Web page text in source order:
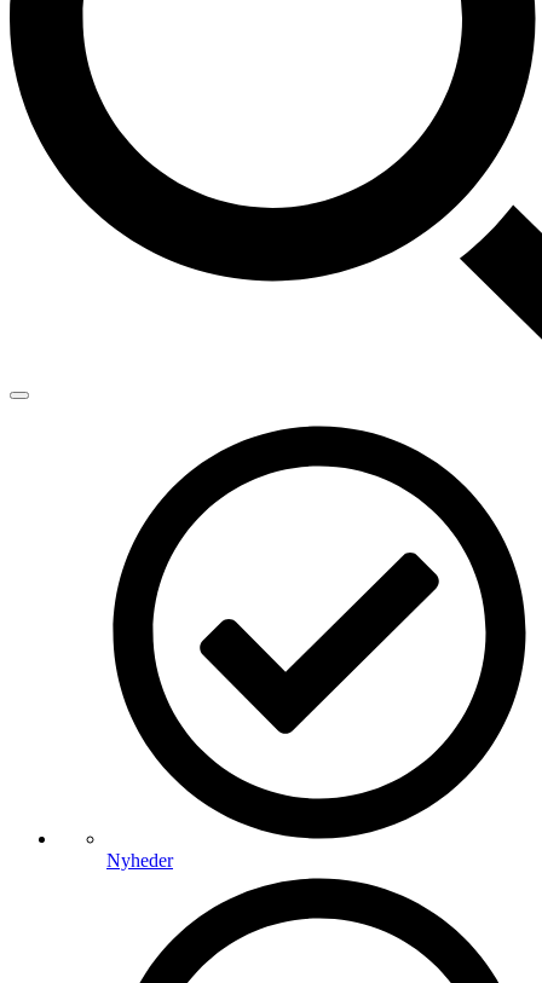
Nyheder